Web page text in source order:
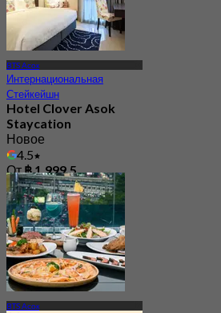
BTS Асок
Интернациональная
Стейкейшн
Hotel Clover Asok
Staycation
Новое
4.5
От฿ 1,999.5
BTS Асок